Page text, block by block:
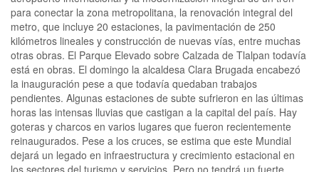
para conectar la zona metropolitana, la renovación integral del
metro, que incluye 20 estaciones, la pavimentación de 250
kilómetros lineales y construcción de nuevas vías, entre muchas
otras obras. El Parque Elevado sobre Calzada de Tlalpan todavía
está en obras. El domingo la alcaldesa Clara Brugada encabezó
la inauguración pese a que todavía quedaban trabajos
pendientes. Algunas estaciones de subte sufrieron en las últimas
horas las intensas lluvias que castigan a la capital del país. Hay
goteras y charcos en varios lugares que fueron recientemente
reinaugurados. Pese a los cruces, se estima que este Mundial
dejará un legado en infraestructura y crecimiento estacional en
los sectores del turismo y servicios. Pero no tendrá un fuerte